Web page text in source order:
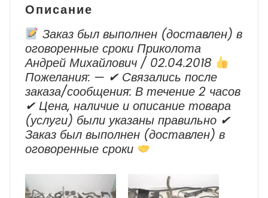
Описание
Заказ был выполнен (доставлен) в
оговоренные сроки Приколота
Андрей Михайлович / 02.04.2018
Пожелания: — ✔ Cвязались после
заказа/сообщения: В течение 2 часов
✔ Цена, наличие и описание товара
(услуги) были указаны правильно ✔
Заказ был выполнен (доставлен) в
оговоренные сроки